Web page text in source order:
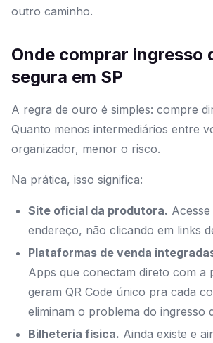
outro caminho.
Onde comprar ingresso
segura em SP
A regra de ouro é simples: compre
Quanto menos intermediários entre
organizador, menor o risco.
Na prática, isso significa:
Site oficial da produtora.
endereço, não clicando em links
Plataformas de venda
Apps que conectam direto com a
geram QR Code único pra cada
eliminam o problema do ingresso
Bilheteria física. Ainda existe e